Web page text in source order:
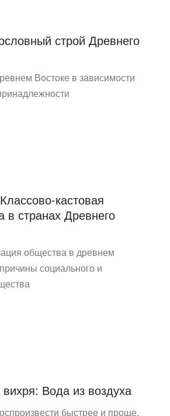
строй Древнего
Востоке в зависимости
кастовая
в странах Древнего
общества в древнем
социального и
Вода из воздуха
быстрее и проще,